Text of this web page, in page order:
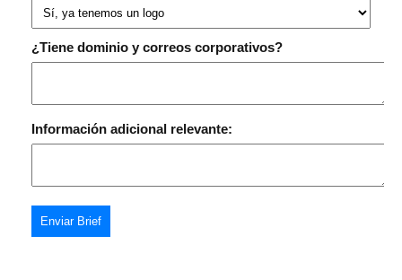
¿Tiene dominio y correos corporativos?
Información adicional relevante:
Enviar Brief